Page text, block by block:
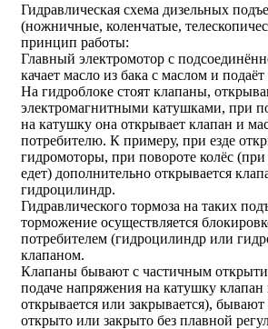
Гидравлическая схема дизельных
(ножничные, коленчатые,
принцип работы:
Главный электромотор с
качает масло из бака с маслом и
На гидроблоке стоят клапаны,
электромагнитными катушками, при
на катушку она открывает клапан и
потребителю. К примеру, при езде
гидромоторы, при повороте колёс
едет) дополнительно открывается
гидроцилиндр.
Гидравлического тормоза на таких
торможение осуществляется
потребителем (гидроцилиндр или
клапаном.
Клапаны бывают с частичным
подаче напряжения на катушку клапан
открывается или закрывается), бывают
открыто или закрыто без плавной